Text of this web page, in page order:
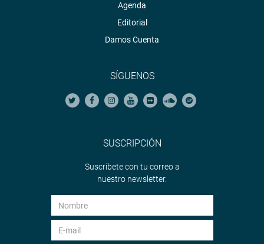
Agenda
Editorial
Damos Cuenta
SÍGUENOS
SUSCRIPCIÓN
Suscríbete con tu correo a
nuestro newsletter.